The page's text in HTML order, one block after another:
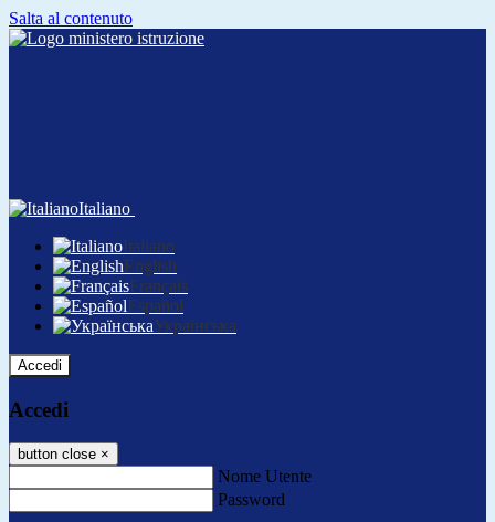
Salta al contenuto
Italiano
Italiano
English
Français
Español
Українська
Accedi
Accedi
button close ×
Nome Utente
Password